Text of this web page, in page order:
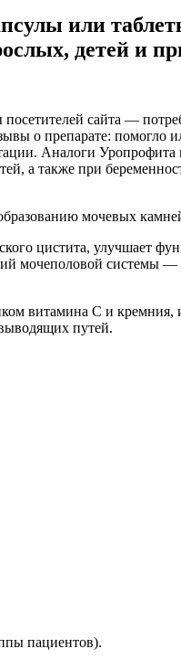
или
детей и
сайта —
о препарате: помогло
Аналоги
а также при
мочевых
цистита, улучшает
мочеполовой системы —
витамина С и кремния,
путей.
пациентов).